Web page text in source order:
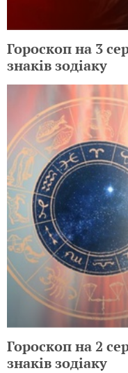
Гороскоп на 3
знаків зодіаку
Гороскоп на 2
знаків зодіаку